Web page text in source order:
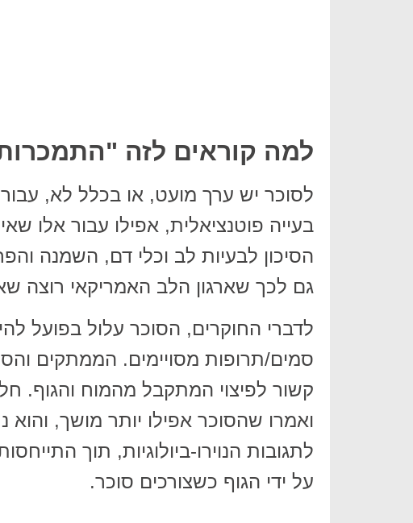
למה קוראים לזה
לסוכר יש ערך מועט, או בכלל לא,
בעייה פוטנציאלית, אפילו עבור אלו
הסיכון לבעיות לב וכלי דם, השמנה
גם לכך שארגון הלב האמריקאי רוצה
לדברי החוקרים, הסוכר עלול בפועל
סמים/תרופות מסויימים. הממתקים
קשור לפיצוי המתקבל מהמוח והגוף.
ואמרו שהסוכר אפילו יותר מושך,
לתגובות הנוירו-ביולוגיות, תוך
על ידי הגוף כשצורכים סוכר.